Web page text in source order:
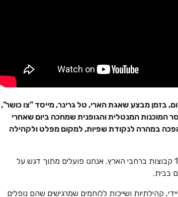
הממושכת היום, בזמן מבצע שאגת הארי, טל גרינר, מייסד "צו כושר",
המוכנות המנטלית והגופנית שמחכה ביום שאחרי
במהרה לנקודת שפיות, למקום מפלט ולקהילה
היום קהילת "צו כושר" מונה למעלה מ-1,600 מילואימניקים הפועלים ב-11 קבוצות ברחבי הארץ. אנחנו פועלים מתוך דגש על
בבית.
קהילתיות ושייכות ללוחמים שמרגישים שהם נופלים